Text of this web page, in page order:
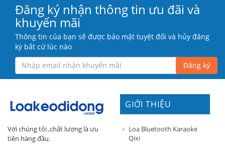
Đăng ký nhận thông tin ưu đãi và
khuyến mãi
Thông tin của bạn sẽ được bảo mật tuyệt đối và hủy đăng
ký bất cứ lúc nào
Đăng ký
Với chúng tôi ,chất lượng là ưu
tiên hàng đầu.
GIỚI THIỆU
Loa Bluetooth Karaoke
Qixi